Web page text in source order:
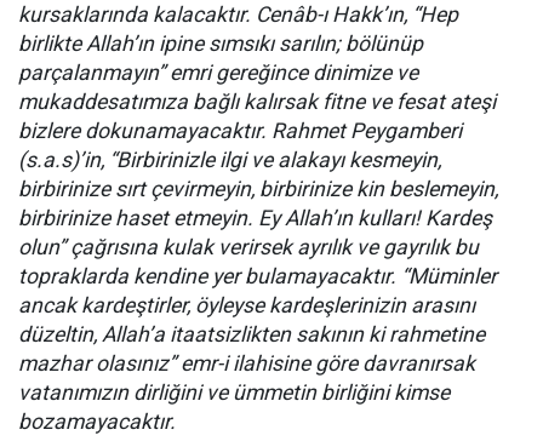
kursaklarında kalacaktır. Cenâb-ı Hakk’ın, “Hep
birlikte Allah’ın ipine sımsıkı sarılın; bölünüp
parçalanmayın” emri gereğince dinimize ve
mukaddesatımıza bağlı kalırsak fitne ve fesat ateşi
bizlere dokunamayacaktır. Rahmet Peygamberi
(s.a.s)’in, “Birbirinizle ilgi ve alakayı kesmeyin,
birbirinize sırt çevirmeyin, birbirinize kin beslemeyin,
birbirinize haset etmeyin. Ey Allah’ın kulları! Kardeş
olun” çağrısına kulak verirsek ayrılık ve gayrılık bu
topraklarda kendine yer bulamayacaktır. “Müminler
ancak kardeştirler, öyleyse kardeşlerinizin arasını
düzeltin, Allah’a itaatsizlikten sakının ki rahmetine
mazhar olasınız” emr-i ilahisine göre davranırsak
vatanımızın dirliğini ve ümmetin birliğini kimse
bozamayacaktır.